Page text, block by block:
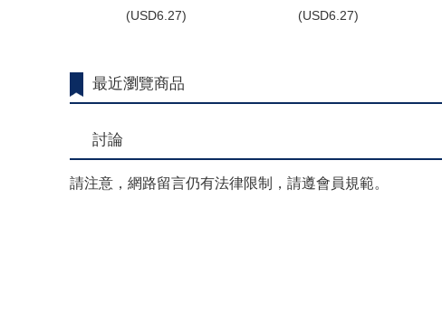
(USD6.27) (USD6.27)
最近瀏覽商品
討論
請注意，網路留言仍有法律限制，請遵會員規範。